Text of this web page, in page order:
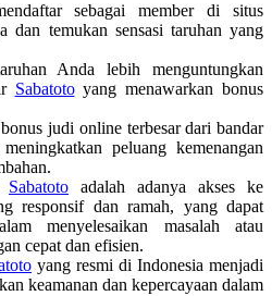
sebagai member di situs
dan temukan sensasi taruhan yang
Anda lebih menguntungkan
Sabatotoyang menawarkan bonus
judi online terbesar dari bandar
peluang kemenangan
Sabatoto adalah adanya akses ke
responsif dan ramah, yang dapat
menyelesaikan masalah atau
cepat dan efisien.
yang resmi di Indonesia menjadi
keamanan dan kepercayaan dalam